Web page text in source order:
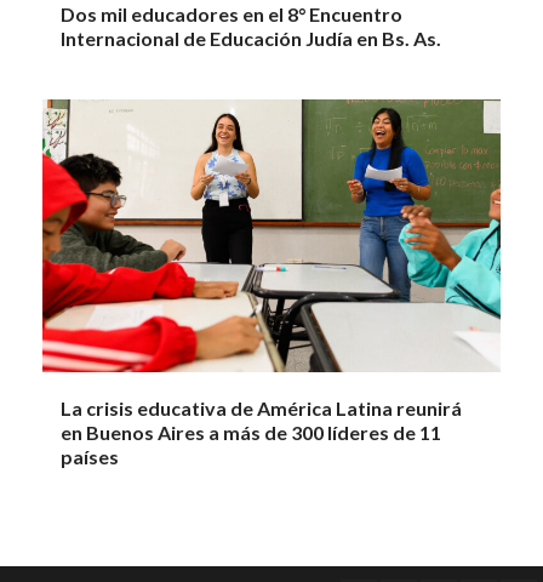
Dos mil educadores en el 8° Encuentro
Internacional de Educación Judía en Bs. As.
La crisis educativa de América Latina reunirá
en Buenos Aires a más de 300 líderes de 11
países